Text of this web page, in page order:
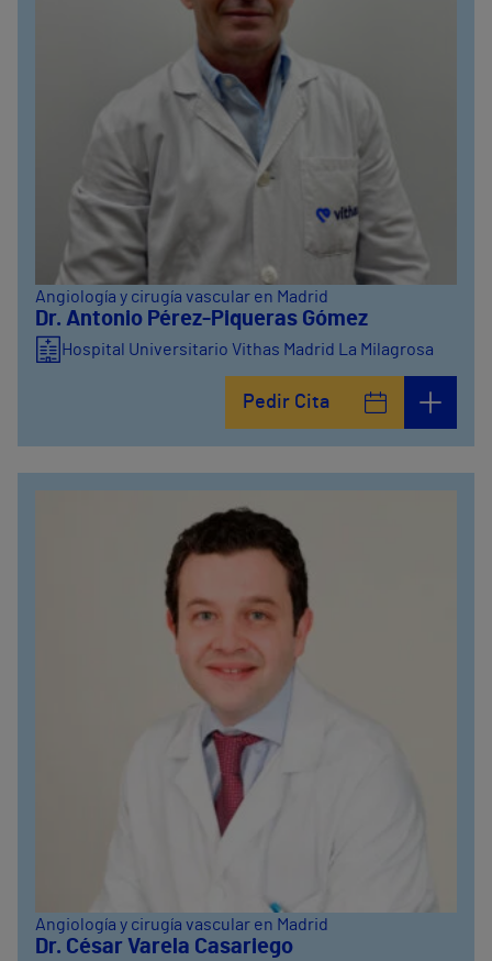
Angiología y cirugía vascular en Madrid
Dr. Antonio Pérez-Piqueras Gómez
Hospital Universitario Vithas Madrid La Milagrosa
Pedir Cita
Angiología y cirugía vascular en Madrid
Dr. César Varela Casariego